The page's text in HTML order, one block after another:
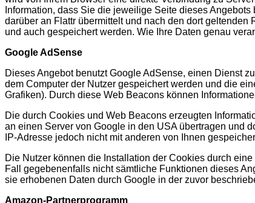
Information, dass Sie die jeweilige Seite dieses
darüber an Flattr übermittelt und nach den dort
und auch gespeichert werden. Wie Ihre Daten genau
Google AdSense
Dieses Angebot benutzt Google AdSense, einen Dienst
dem Computer der Nutzer gespeichert werden und die
Grafiken). Durch diese Web Beacons können
Die durch Cookies und Web Beacons erzeugten
an einen Server von Google in den USA übertragen und
IP-Adresse jedoch nicht mit anderen von Ihnen
Die Nutzer können die Installation der Cookies durch
Fall gegebenenfalls nicht sämtliche Funktionen dieses
sie erhobenen Daten durch Google in der zuvor
Amazon-Partnerprogramm